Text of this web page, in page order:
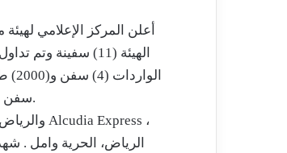
أعلن المركز الإعلامي
سفن و(12000) طن بضائع و(431) شاحنة و(28) سيارة.